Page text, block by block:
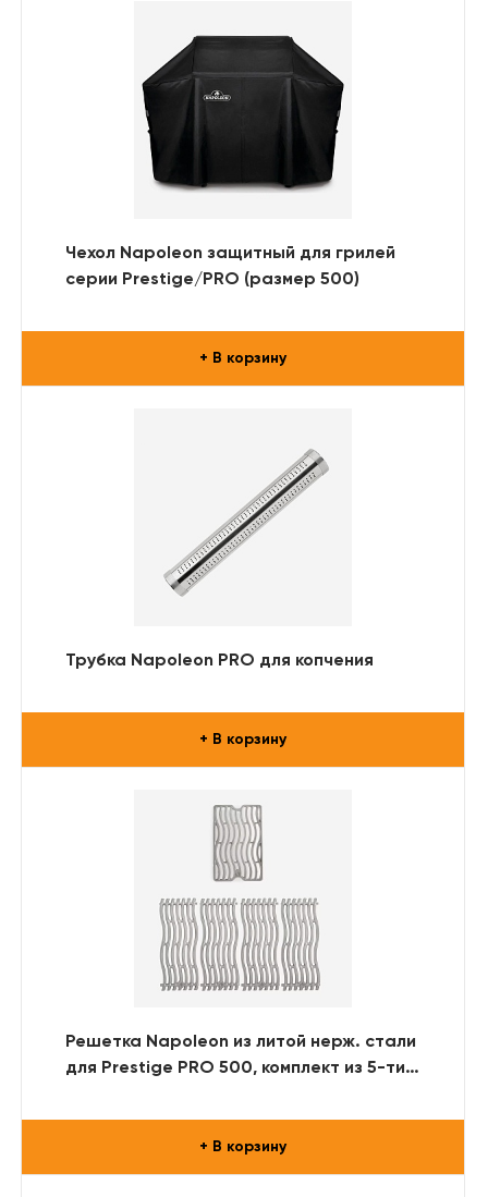
Чехол Napoleon защитный для грилей
серии Prestige/PRO (размер 500)
+ В корзину
Трубка Napoleon PRO для копчения
+ В корзину
Решетка Napoleon из литой нерж. стали
для Prestige PRO 500, комплект из 5-ти
+ В корзину